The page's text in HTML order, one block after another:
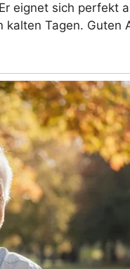
eignet sich perfekt
kalten Tagen. Guten